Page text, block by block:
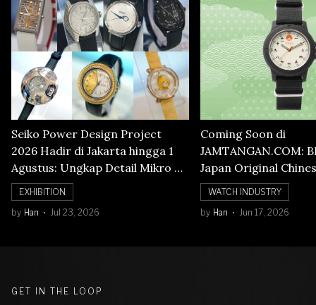
Seiko Power Design Project
2026 Hadir di Jakarta hingga 1
Agustus: Ungkap Detail Mikro di
Balik Seni Watchmaking
EXHIBITION
by Han Jul 23, 2026
Coming Soon di
JAMTANGAN.COM:
Japan Original
Numerals Watch
WATCH INDUSTRY
by Han Jun 17, 2026
GET IN THE LOOP